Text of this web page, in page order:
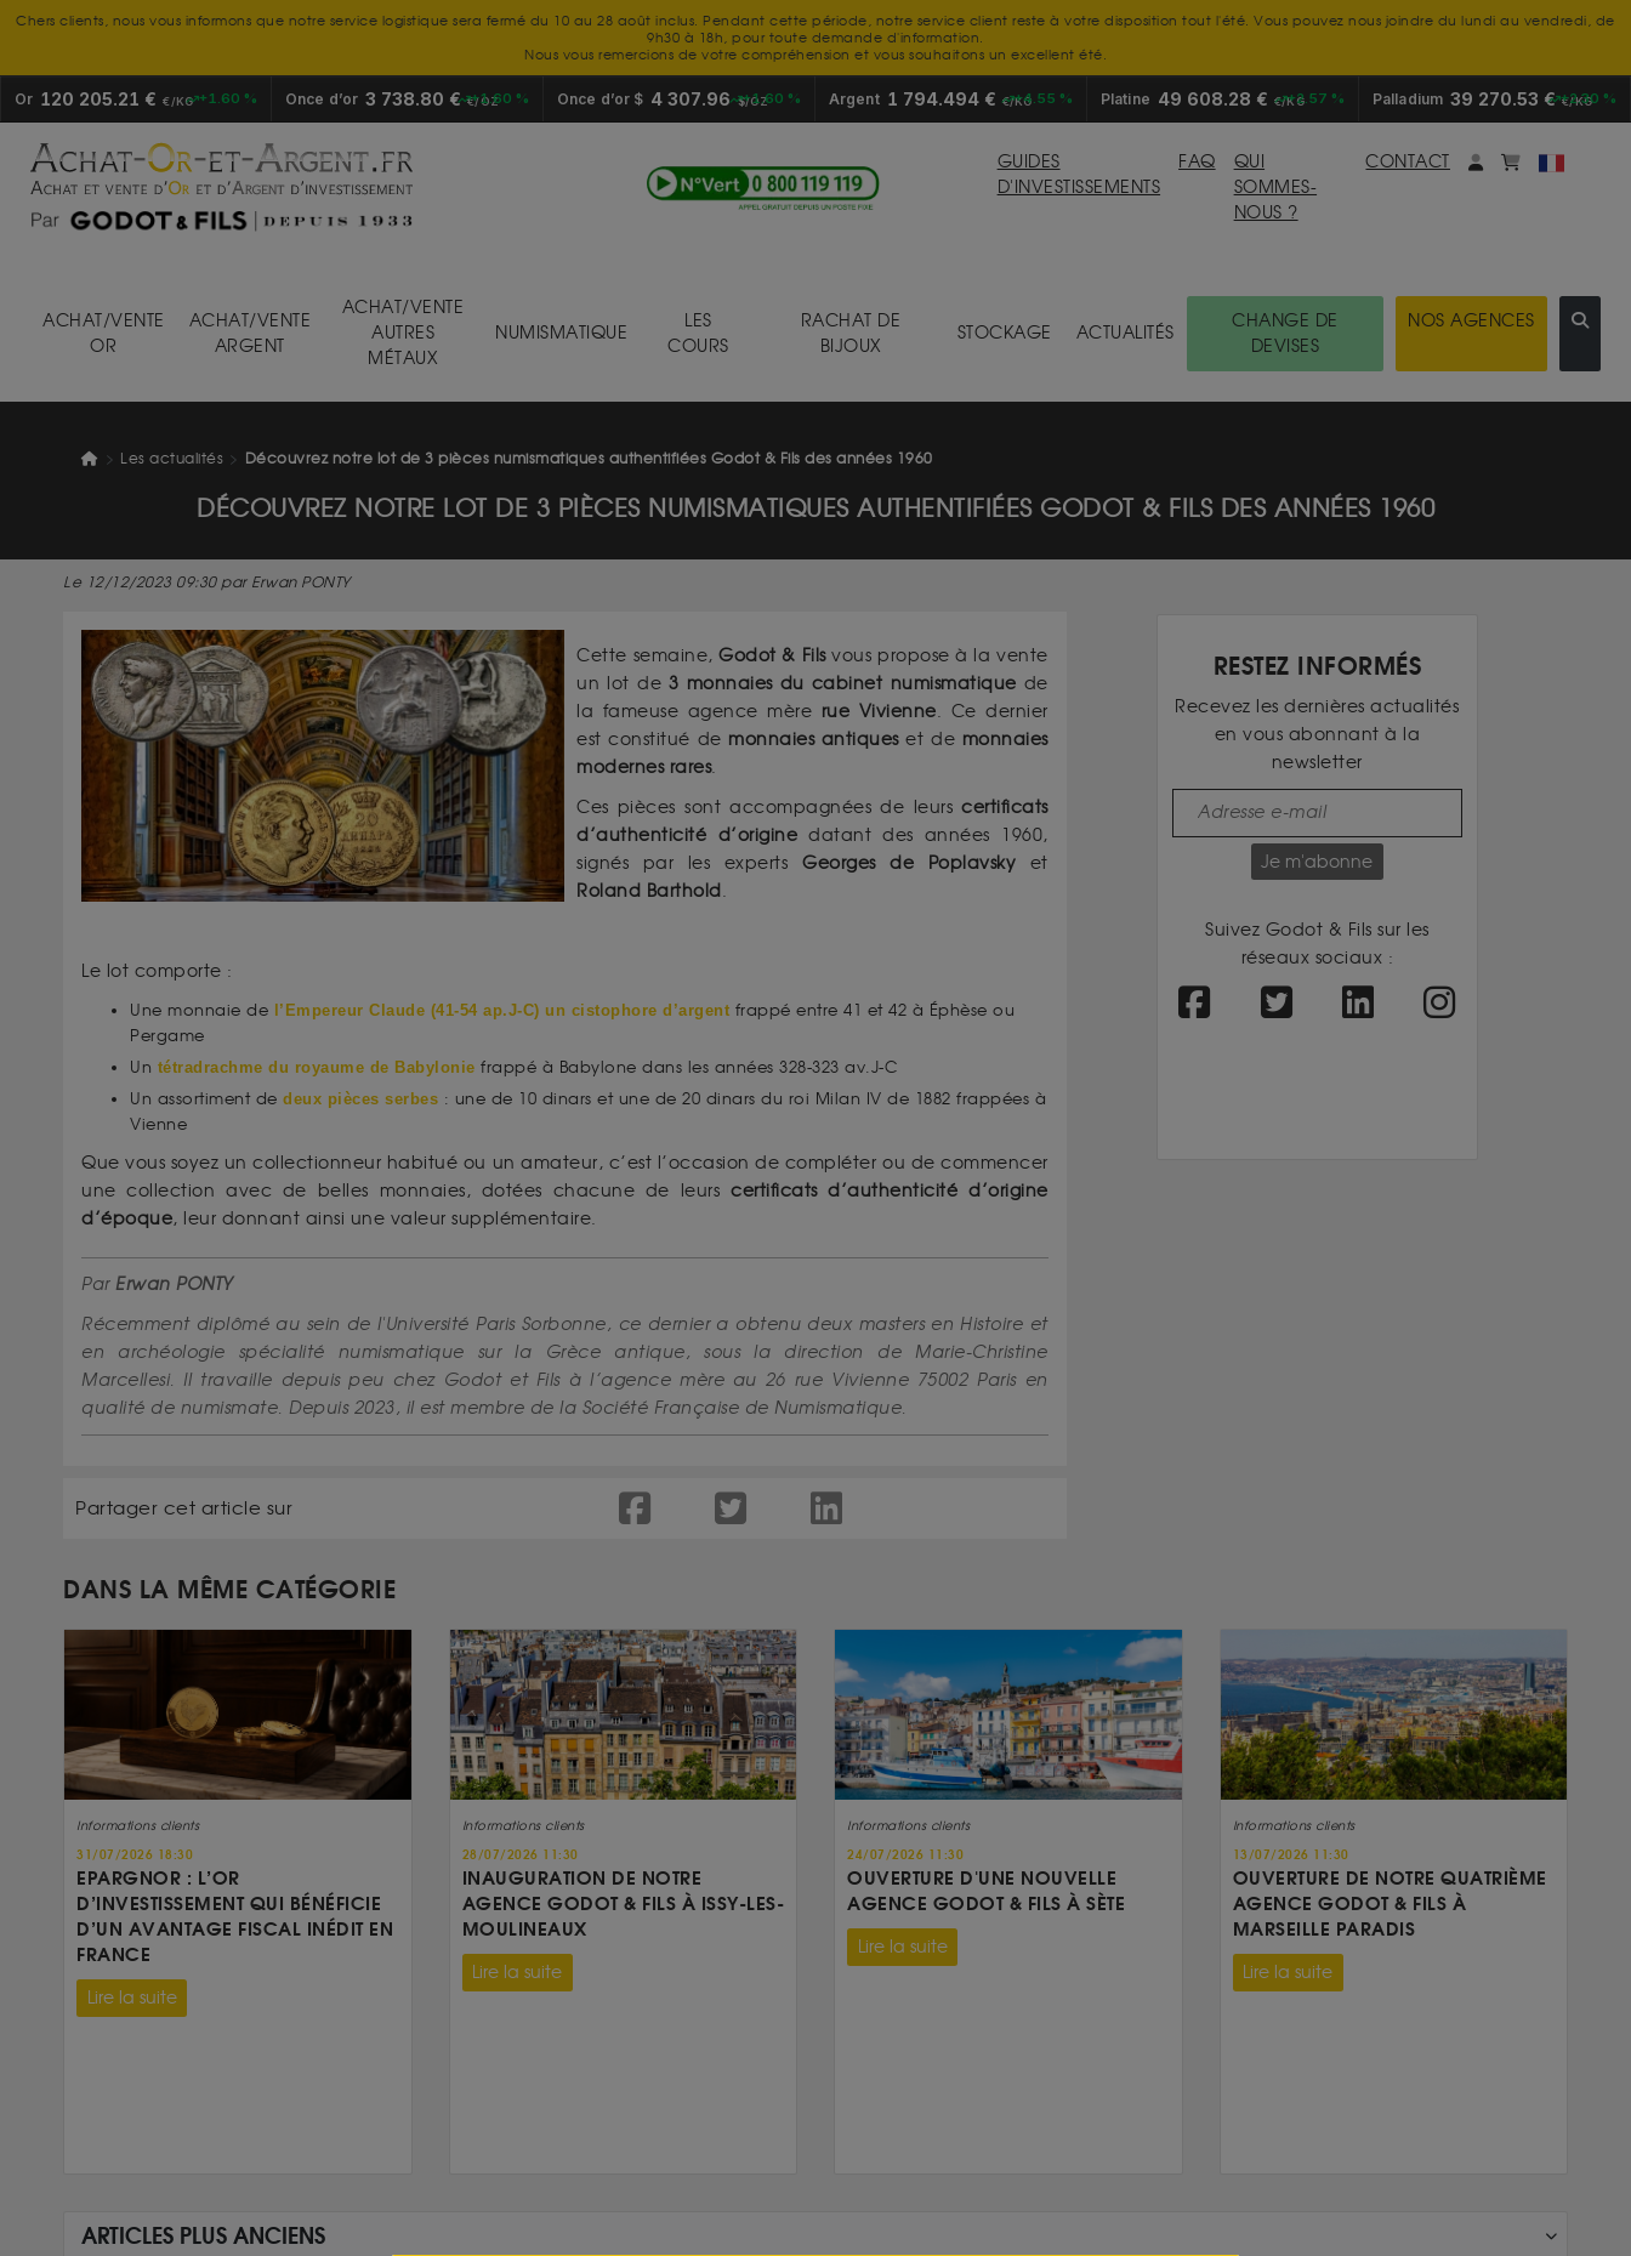
Chers clients, nous vous informons que notre service logistique sera fermé du 10 au 28 août inclus. Pendant cette période, notre service client reste à votre disposition tout l'été. Vous pouvez nous joindre du lundi au vendredi, de
9h30 à 18h, pour toute demande d'information.
Nous vous remercions de votre compréhension et vous souhaitons un excellent été.
Or 120 205.21 € €/KG +1.60 % Once d’or 3 738.80 €€/OZ
+1.60 % Once d’or $ 4 307.96$/OZ
+1.60 % Argent 1 794.494 € €/KG+4.55 % Platine 49 608.28 € €/KG+2.57 % Palladium 39 270.53 €€/KG
+2.30 %
GUIDES
D'INVESTISSEMENTS
FAQ
QUI
SOMMES-
NOUS ?
CONTACT Mon compte
monpanier
ACHAT/VENTE
OR
ACHAT/VENTE
ARGENT
ACHAT/VENTE
AUTRES
MÉTAUX
NUMISMATIQUE
LES
COURS
RACHAT DE
BIJOUX
STOCKAGE ACTUALITÉS
CHANGE DE
DEVISES
NOS AGENCES
Les actualités Découvrez notre lot de 3 pièces numismatiques authentifiées Godot & Fils des années 1960
DÉCOUVREZ NOTRE LOT DE 3 PIÈCES NUMISMATIQUES AUTHENTIFIÉES GODOT & FILS DES ANNÉES 1960
Le 12/12/2023 09:30 par Erwan PONTY
Cette semaine,Godot & Filsvous propose à la vente
un lot de3 monnaies du cabinet numismatique de
la fameuse agence mère rue Vivienne. Ce dernier
est constitué de monnaies antiqueset de monnaies
modernes rares.
Ces pièces sont accompagnées de leurscertificats
d’authenticité d’origine datant des années 1960,
signés par les expertsGeorges de Poplavsky et
Roland Barthold .
Le lot comporte :
Une monnaie de
l’Empereur Claude (41-54 ap.J-C) un cistophore d’argent frappé entre 41 et 42 à Éphèse ou
Pergame
Un tétradrachme du royaume de Babylonie frappé à Babylone dans les années 328-323 av.J-C
Un assortiment de deux pièces serbes : une de 10 dinars et une de 20 dinars du roi Milan IV de 1882 frappées à
Vienne
Que vous soyez un collectionneur habitué ou un amateur, c’est l’occasion de compléter ou de commencer
une collection avec de belles monnaies, dotées chacune de leurscertificats d’authenticité d’origine
d’époque, leur donnant ainsi une valeur supplémentaire.
Par Erwan PONTY
Récemment diplômé au sein de l'Université Paris Sorbonne, ce dernier a obtenu deux masters en Histoire et
en archéologie spécialité numismatique sur la Grèce antique, sous la direction de Marie-Christine
Marcellesi. Il travaille depuis peu chez Godot et Fils à l’agence mère au 26 rue Vivienne 75002 Paris en
qualité de numismate. Depuis 2023, il est membre de la Société Française de Numismatique.
Partager cet article sur
RESTEZ INFORMÉS
Recevez les dernières actualités
en vous abonnant à la
newsletter
Je m'abonne
Suivez Godot & Fils sur les
réseaux sociaux :
DANS LA MÊME CATÉGORIE
Informations clients
31/07/2026 18:30
EPARGNOR : L’OR
D’INVESTISSEMENT QUI BÉNÉFICIE
D’UN AVANTAGE FISCAL INÉDIT EN
FRANCE
Lire la suite
Informations clients
28/07/2026 11:30
INAUGURATION DE NOTRE
AGENCE GODOT & FILS À ISSY-LES-
MOULINEAUX
Lire la suite
Informations clients
24/07/2026 11:30
OUVERTURE D'UNE NOUVELLE
AGENCE GODOT & FILS À SÈTE
Lire la suite
Informations clients
13/07/2026 11:30
OUVERTURE DE NOTRE QUATRIÈME
AGENCE GODOT & FILS À
MARSEILLE PARADIS
Lire la suite
ARTICLES PLUS ANCIENS